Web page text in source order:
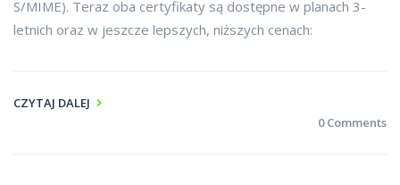
S/MIME). Teraz oba certyfikaty są dostępne w planach 3-
letnich oraz w jeszcze lepszych, niższych cenach:
CZYTAJ DALEJ
0 Comments